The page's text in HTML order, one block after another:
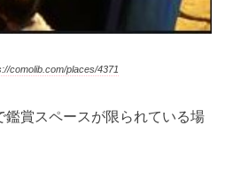
comolib.com/places/4371
鑑賞スペースが限られている場